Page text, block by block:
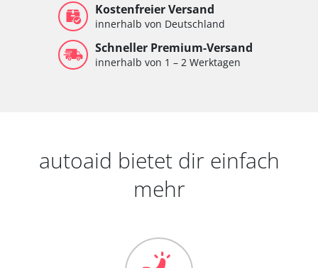
Kostenfreier Versand
innerhalb von Deutschland
Schneller Premium-Versand
innerhalb von 1 – 2 Werktagen
autoaid bietet dir einfach
mehr